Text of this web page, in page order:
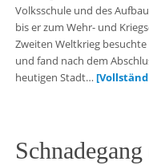
Volksschule und des
bis er zum Wehr- und
Zweiten Weltkrieg
und fand nach dem
heutigen Stadt…